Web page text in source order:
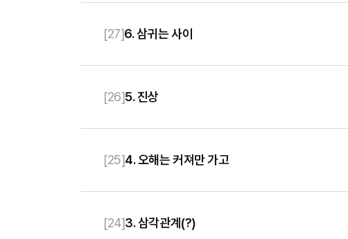
[27]6. 삼귀는 사이
[26]5. 진상
[25]4. 오해는 커져만 가고
[24]3. 삼각관계(?)